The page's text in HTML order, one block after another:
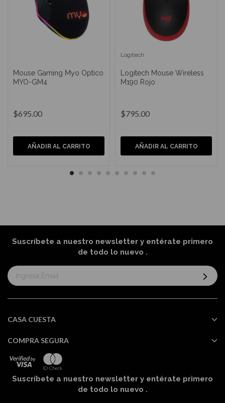
Mouse Gaming Myo Optico
MYO-GM4
$695.00
AÑADIR AL CARRITO
Logitech
Logitech Mouse Wireless
M190 Rojo
$795.00
AÑADIR AL CARRITO
Suscríbete a nuestro newsletter y entérate primero
de todo lo nuevo .
Suscríbase
al
informativo:
CASA CUESTA
COMPRA SEGURA
Suscríbete a nuestro newsletter y entérate primero
de todo lo nuevo .